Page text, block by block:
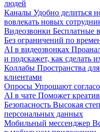
людей
Каналы Удобно делиться
вовлекать новых
Видеозвонки Бесплатные
Без ограничений по
AI в видеозвонках
и подскажет, как сделать
Коллабы Пространства
клиентами
Опросы Упрощают
AI в чате Поможет
Безопасность Высокая
персональных данных
Мобильный мессенджер